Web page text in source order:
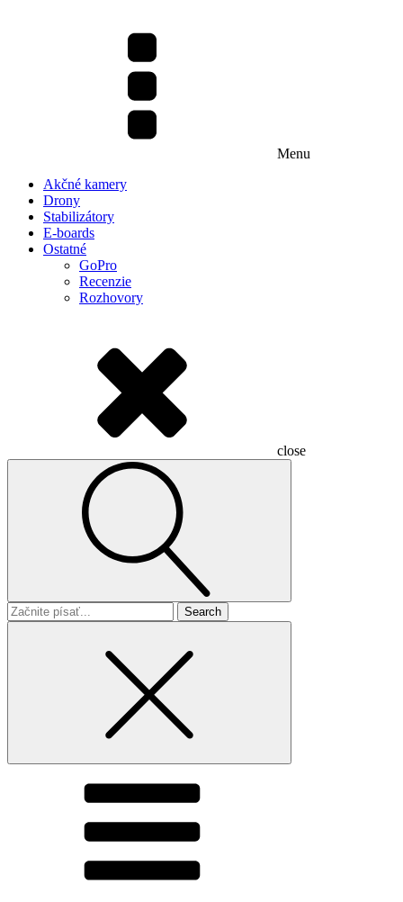
Menu
Akčné kamery
Drony
Stabilizátory
E-boards
Ostatné
GoPro
Recenzie
Rozhovory
close
Search
for